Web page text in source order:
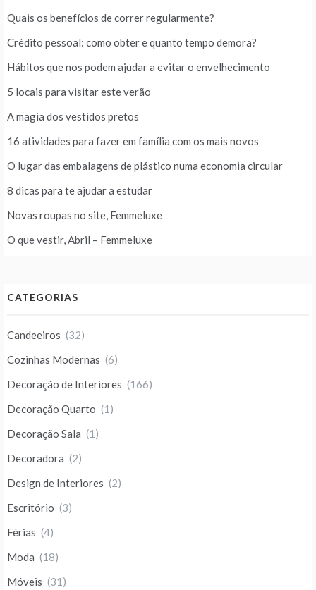
Quais os benefícios de correr regularmente?
Crédito pessoal: como obter e quanto tempo demora?
Hábitos que nos podem ajudar a evitar o envelhecimento
5 locais para visitar este verão
A magia dos vestidos pretos
16 atividades para fazer em família com os mais novos
O lugar das embalagens de plástico numa economia circular
8 dicas para te ajudar a estudar
Novas roupas no site, Femmeluxe
O que vestir, Abril – Femmeluxe
CATEGORIAS
Candeeiros (32)
Cozinhas Modernas (6)
Decoração de Interiores (166)
Decoração Quarto (1)
Decoração Sala (1)
Decoradora (2)
Design de Interiores (2)
Escritório (3)
Férias (4)
Moda (18)
Móveis (31)